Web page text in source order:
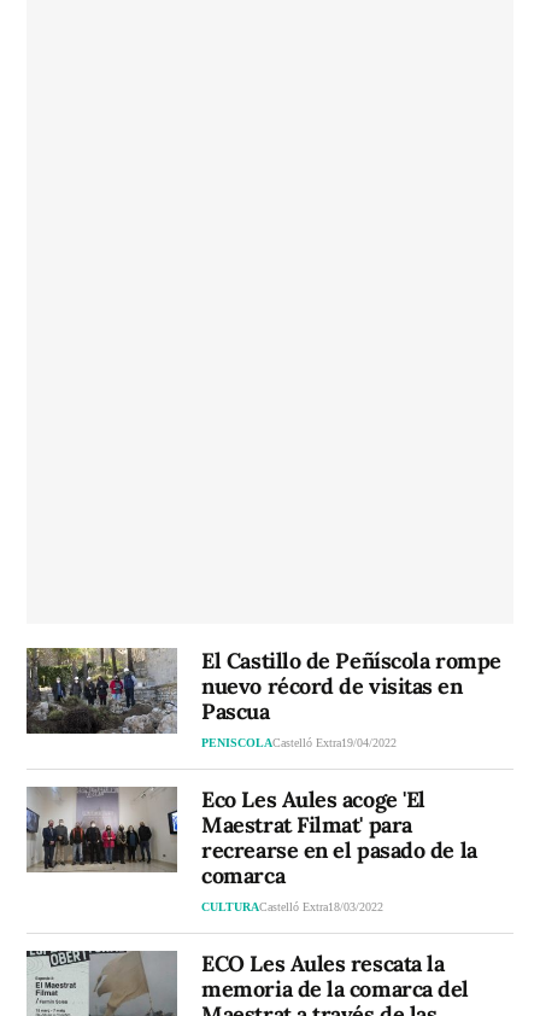
El Castillo de Peñíscola rompe
nuevo récord de visitas en
Pascua
PENISCOLACastelló Extra19/04/2022
Eco Les Aules acoge 'El
Maestrat Filmat' para
recrearse en el pasado de la
comarca
CULTURACastelló Extra18/03/2022
ECO Les Aules rescata la
memoria de la comarca del